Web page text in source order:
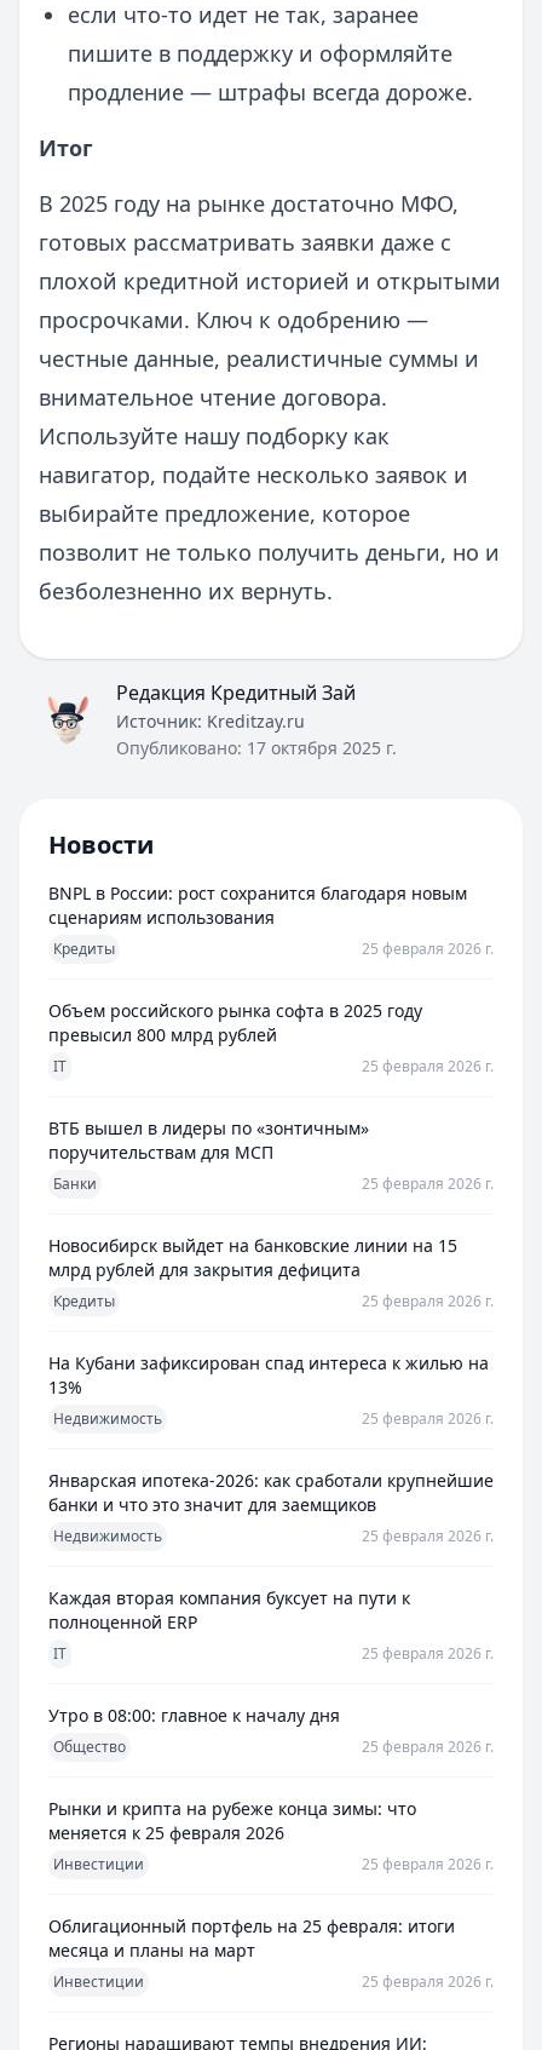
если что-то идет не так, заранее
пишите в поддержку и оформляйте
продление — штрафы всегда дороже.
Итог
В 2025 году на рынке достаточно МФО,
готовых рассматривать заявки даже с
плохой кредитной историей и открытыми
просрочками. Ключ к одобрению —
честные данные, реалистичные суммы и
внимательное чтение договора.
Используйте нашу подборку как
навигатор, подайте несколько заявок и
выбирайте предложение, которое
позволит не только получить деньги, но и
безболезненно их вернуть.
Редакция Кредитный Зай
Источник: Kreditzay.ru
Опубликовано: 17 октября 2025 г.
Новости
BNPL в России: рост сохранится благодаря новым
сценариям использования
Кредиты 25 февраля 2026 г.
Объем российского рынка софта в 2025 году
превысил 800 млрд рублей
IT 25 февраля 2026 г.
ВТБ вышел в лидеры по «зонтичным»
поручительствам для МСП
Банки 25 февраля 2026 г.
Новосибирск выйдет на банковские линии на 15
млрд рублей для закрытия дефицита
Кредиты 25 февраля 2026 г.
На Кубани зафиксирован спад интереса к жилью на
13%
Недвижимость 25 февраля 2026 г.
Январская ипотека-2026: как сработали крупнейшие
банки и что это значит для заемщиков
Недвижимость 25 февраля 2026 г.
Каждая вторая компания буксует на пути к
полноценной ERP
IT 25 февраля 2026 г.
Утро в 08:00: главное к началу дня
Общество 25 февраля 2026 г.
Рынки и крипта на рубеже конца зимы: что
меняется к 25 февраля 2026
Инвестиции 25 февраля 2026 г.
Облигационный портфель на 25 февраля: итоги
месяца и планы на март
Инвестиции 25 февраля 2026 г.
Регионы наращивают темпы внедрения ИИ: